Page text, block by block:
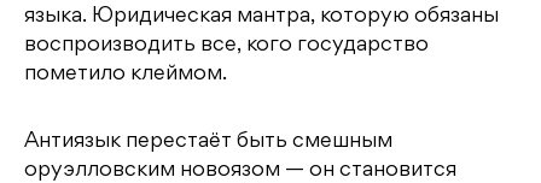
языка. Юридическая мантра, которую обязаны
воспроизводить все, кого государство
пометило клеймом.
Антиязык перестаёт быть смешным
оруэлловским новоязом — он становится